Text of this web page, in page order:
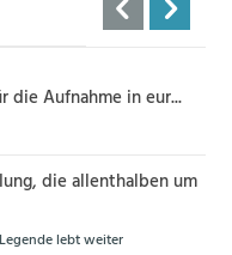
die Aufnahme in eur...
die allenthalben um
lebt weiter